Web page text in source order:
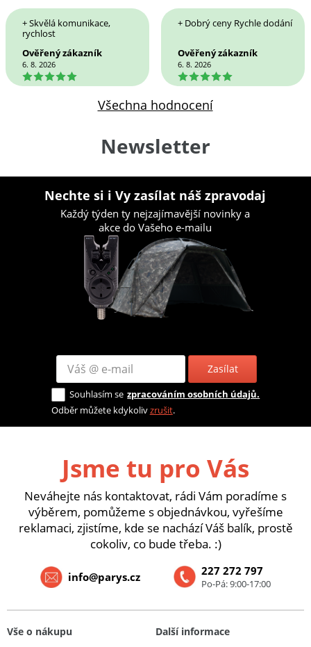
+ Skvělá komunikace,
rychlost
Ověřený zákazník
6. 8. 2026
5
+ Dobrý ceny Rychle dodání
Ověřený zákazník
6. 8. 2026
5
Všechna hodnocení
Newsletter
Nechte si i Vy zasílat náš zpravodaj
Každý týden ty nejzajímavější novinky a
akce do Vašeho e-mailu
Zasílat
Souhlasím se zpracováním osobních údajů.
Odběr můžete kdykolivzrušit.
Jsme tu pro Vás
Neváhejte nás kontaktovat, rádi Vám poradíme s
výběrem, pomůžeme s objednávkou, vyřešíme
reklamaci, zjistíme, kde se nachází Váš balík, prostě
cokoliv, co bude třeba. :)
227 272 797
Po-Pá: 9:00-17:00
info@parys.cz
Vše o nákupu
Další informace